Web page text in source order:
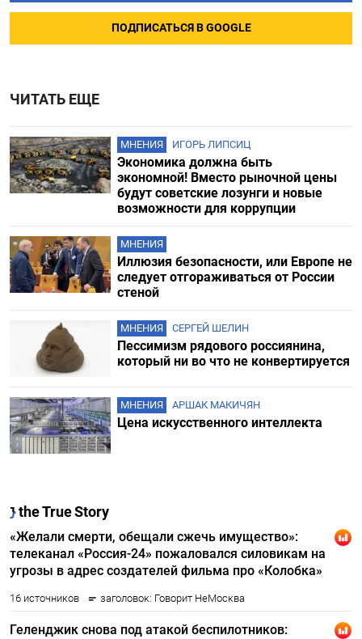
ПОДПИСАТЬСЯ В GOOGLE
ЧИТАТЬ ЕЩЕ
МНЕНИЯ ИГОРЬ ЛИПСИЦ
Экономика должна быть
экономной! Вместо рыночной цены
будут советские лозунги и новые
возможности для коррупции
МНЕНИЯ
Иллюзия безопасности, или Европе не
следует отгораживаться от России
стеной
МНЕНИЯ СЕРГЕЙ ШЕЛИН
Пессимизм рядового россиянина,
который ни во что не конвертируется
МНЕНИЯ АРШАК МАКИЧЯН
Цена искусственного интеллекта